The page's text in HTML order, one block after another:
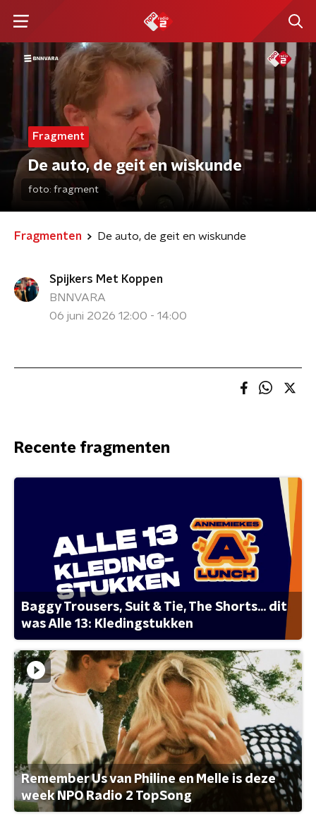
Fragment
De auto, de geit en wiskunde
foto: fragment
Fragmenten De auto, de geit en wiskunde
Spijkers Met Koppen
BNNVARA
06 juni 2026 12:00 - 14:00
Recente fragmenten
Baggy Trousers, Suit & Tie, The Shorts... dit
was Alle 13: Kledingstukken
Remember Us van Philine en Melle is deze
week NPO Radio 2 TopSong